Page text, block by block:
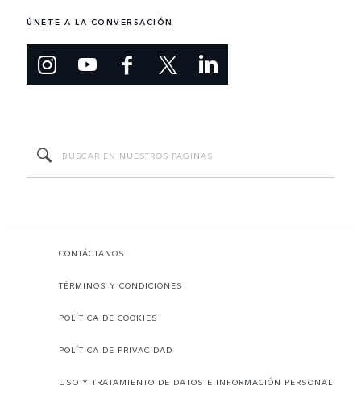
ÚNETE A LA CONVERSACIÓN
CONTÁCTANOS
TÉRMINOS Y CONDICIONES
POLÍTICA DE COOKIES
POLÍTICA DE PRIVACIDAD
USO Y TRATAMIENTO DE DATOS E INFORMACIÓN PERSONAL